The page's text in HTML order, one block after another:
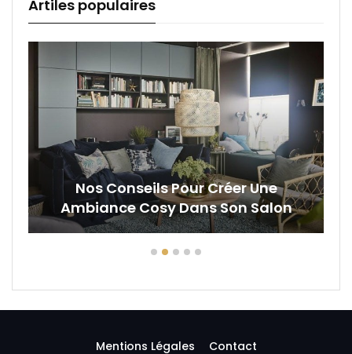
Artiles populaires
Nos Conseils Pour Créer Une
Ambiance Cosy Dans Son Salon
Mentions Légales Contact